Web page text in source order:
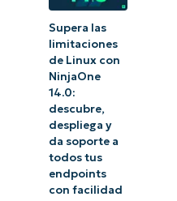
Supera las
limitaciones
de Linux con
NinjaOne
14.0:
descubre,
despliega y
da soporte a
todos tus
endpoints
con facilidad